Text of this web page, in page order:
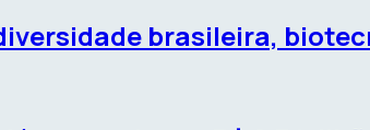
brasileira,